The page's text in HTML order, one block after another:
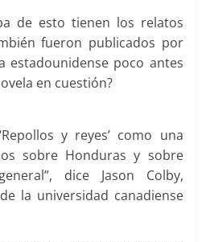
de esto tienen los relatos
fueron publicados por
estadounidense poco antes
en cuestión?
y reyes’ como una
sobre Honduras y sobre
dice Jason Colby,
la universidad canadiense